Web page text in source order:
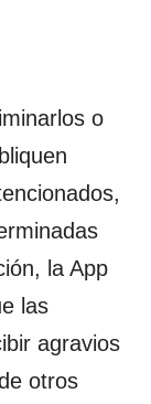
o
la App
las
agravios
otros